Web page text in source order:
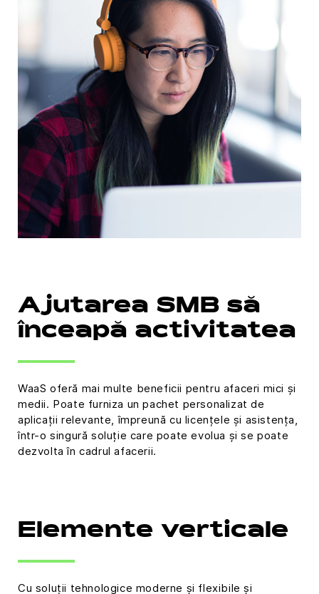
Ajutarea SMB să
înceapă activitatea
WaaS oferă mai multe beneficii pentru afaceri mici și
medii. Poate furniza un pachet personalizat de
aplicații relevante, împreună cu licențele și asistența,
într-o singură soluție care poate evolua și se poate
dezvolta în cadrul afacerii.
Elemente verticale
Cu soluții tehnologice moderne și flexibile și